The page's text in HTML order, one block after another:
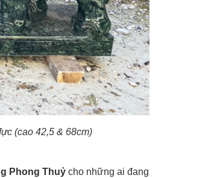
(cao 42,5 & 68cm)
Phong Thuỷcho những ai đang